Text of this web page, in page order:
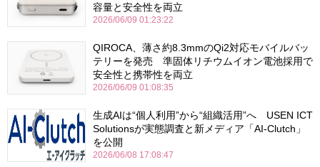
容量と安全性を両立
2026/06/09 01:23:22
QIROCA、薄さ約8.3mmのQi2対応モバイルバッ
テリーを発売 準固体リチウムイオン電池採用で
安全性と携帯性を両立
2026/06/09 01:08:35
生成AIは“個人利用”から“組織活用”へ USEN ICT
Solutionsが実態調査と新メディア「AI-Clutch」
を公開
2026/06/08 17:08:47